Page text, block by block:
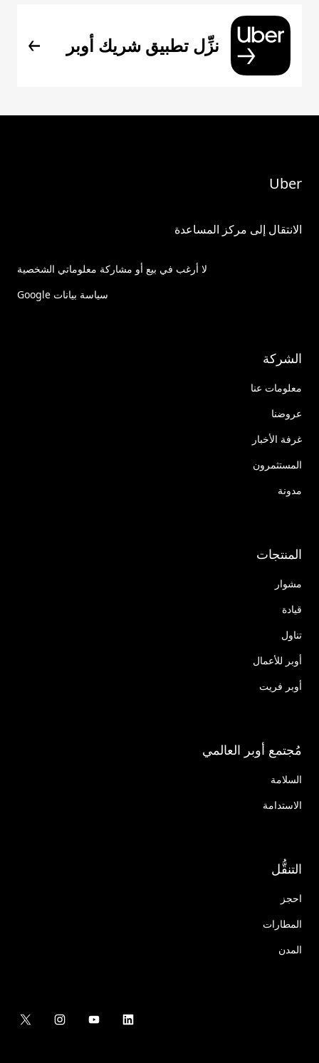
نزِّل تطبيق شريك أوبر
Uber
الانتقال إلى مركز المساعدة
لا أرغب في بيع أو مشاركة معلوماتي الشخصية
سياسة بيانات Google
الشركة
معلومات عنا
عروضنا
غرفة الأخبار
المستثمرون
مدونة
المنتجات
مشوار
قيادة
تناول
أوبر للأعمال
أوبر فريت
مُجتمع أوبر العالمي
السلامة
الاستدامة
التنقُّل
احجز
المطارات
المدن